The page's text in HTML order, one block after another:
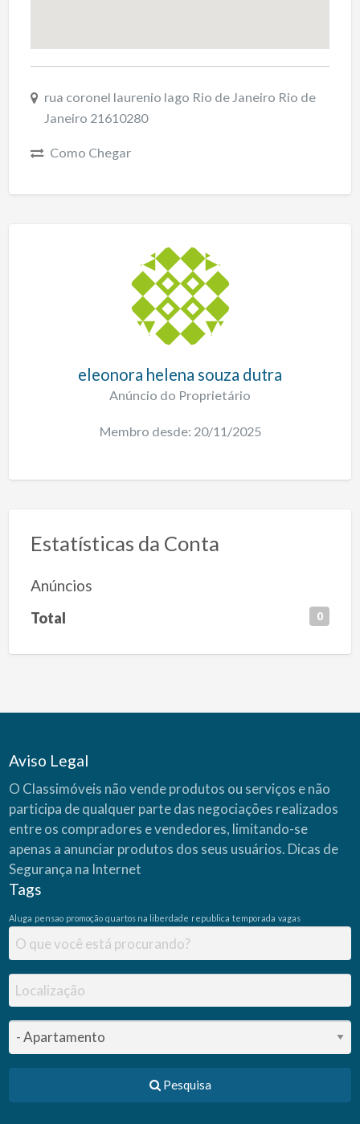
rua coronel laurenio lago Rio de Janeiro Rio de
Janeiro 21610280
Como Chegar
eleonora helena souza dutra
Anúncio do Proprietário
Membro desde: 20/11/2025
Estatísticas da Conta
Anúncios
Total 0
Aviso Legal
O Classimóveis não vende produtos ou serviços e não
participa de qualquer parte das negociações realizados
entre os compradores e vendedores, limitando-se
apenas a anunciar produtos dos seus usuários. Dicas de
Segurança na Internet
Tags
Aluga pensao promoção quartos na liberdade republica temporada vagas
Pesquisa